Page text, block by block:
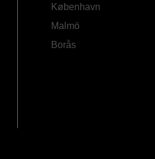
København
Malmö
Borås